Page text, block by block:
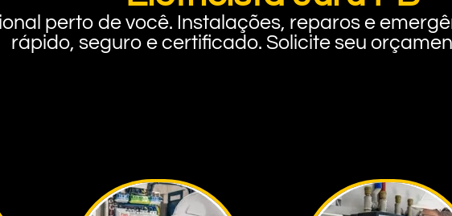
perto de você. Instalações, reparos e
rápido, seguro e certificado. Solicite seu